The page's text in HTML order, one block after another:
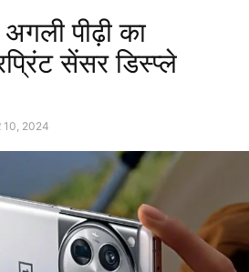
पीढ़ी का
सेंसर डिस्प्ले
10, 2024